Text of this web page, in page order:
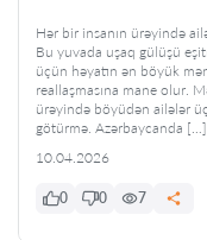
Hər bir insanın ürəyində
Bu yuvada uşaq gülüşü
üçün həyatın ən böyük
reallaşmasına mane olur.
ürəyində böyüdən ailələr
götürmə. Azərbaycanda […]
10.04.2026
0 0 7